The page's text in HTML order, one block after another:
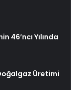
46’ncı Yılında
Üretimi